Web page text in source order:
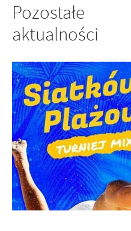
Pozostałe
aktualności